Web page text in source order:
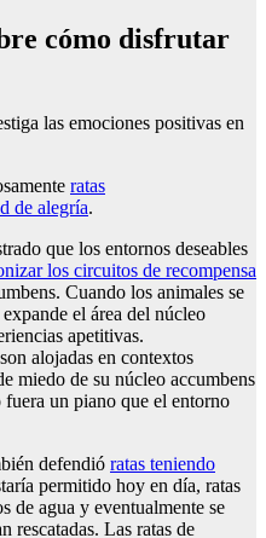
cómo disfrutar
las emociones positivas en
ratas
de alegría.
que los entornos deseables
los circuitos de recompensa
Cuando los animales se
el área del núcleo
apetitivas.
alojadas en contextos
miedo de su núcleo accumbens
un piano que el entorno
defendió ratas teniendo
permitido hoy en día, ratas
de agua y eventualmente se
rescatadas. Las ratas de